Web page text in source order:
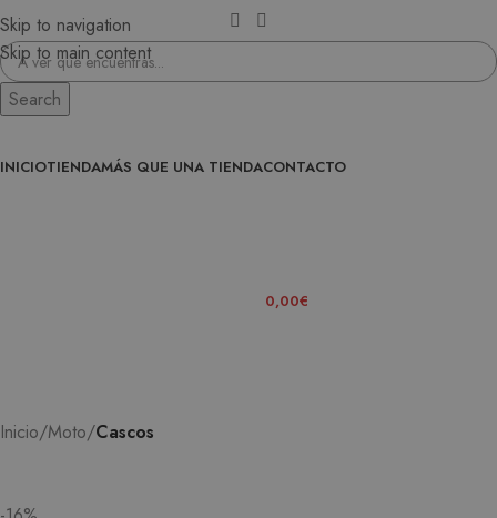
Skip to navigation
Skip to main content
Search
INICIOTIENDAMÁS QUE UNA TIENDACONTACTO
0,00€
Inicio Moto Cascos